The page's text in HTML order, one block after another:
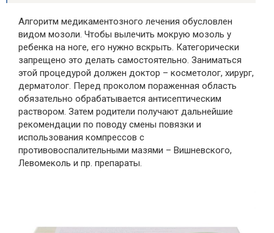
Алгоритм медикаментозного лечения обусловлен
видом мозоли. Чтобы вылечить мокрую мозоль у
ребенка на ноге, его нужно вскрыть. Категорически
запрещено это делать самостоятельно. Заниматься
этой процедурой должен доктор – косметолог, хирург,
дерматолог. Перед проколом пораженная область
обязательно обрабатывается антисептическим
раствором. Затем родители получают дальнейшие
рекомендации по поводу смены повязки и
использования компрессов с
противовоспалительными мазями – Вишневского,
Левомеколь и пр. препараты.